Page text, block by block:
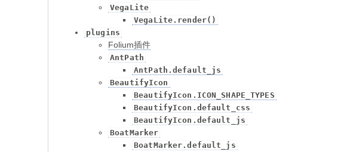
VegaLite
VegaLite.render()
plugins
Folium插件
AntPath
AntPath.default_js
BeautifyIcon
BeautifyIcon.ICON_SHAPE_TYPES
BeautifyIcon.default_css
BeautifyIcon.default_js
BoatMarker
BoatMarker.default_js